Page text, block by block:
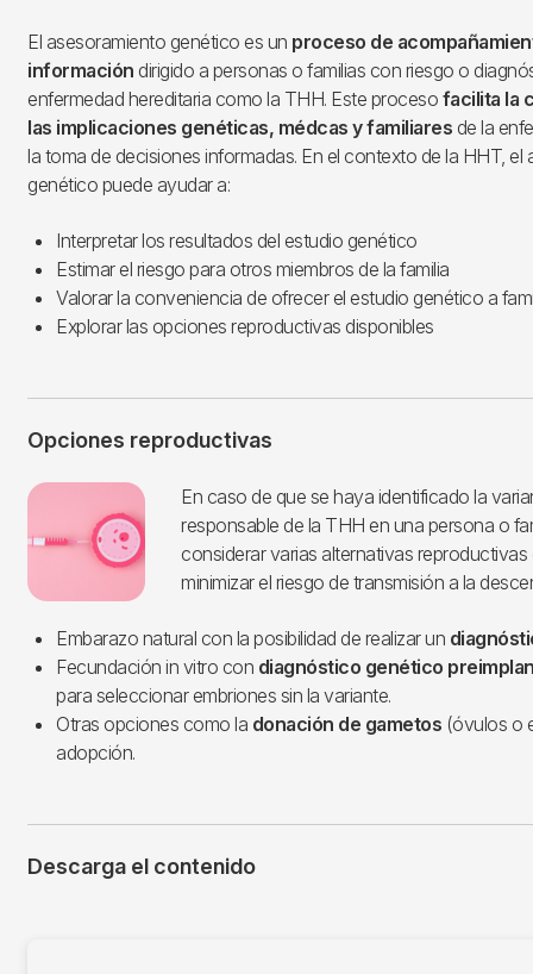
El asesoramiento genético es un proceso de
información dirigido a personas o familias con riesgo o
enfermedad hereditaria como la THH. Este proceso facilita la
las implicaciones genéticas, médcas y familiares de la
la toma de decisiones informadas. En el contexto de la HHT, el
genético puede ayudar a:
Interpretar los resultados del estudio genético
Estimar el riesgo para otros miembros de la familia
Valorar la conveniencia de ofrecer el estudio genético a
Explorar las opciones reproductivas disponibles
Opciones reproductivas
Imagen
En caso de que se haya identificado la
responsable de la THH en una persona o
considerar varias alternativas
minimizar el riesgo de transmisión a la
Embarazo natural con la posibilidad de realizar un
Fecundación in vitro con diagnóstico genético
para seleccionar embriones sin la variante.
Otras opciones como la donación de gametos (óvulos o
adopción.
Descarga el contenido